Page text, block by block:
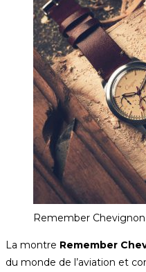
Remember
La montre Remember
du monde de l’aviation et